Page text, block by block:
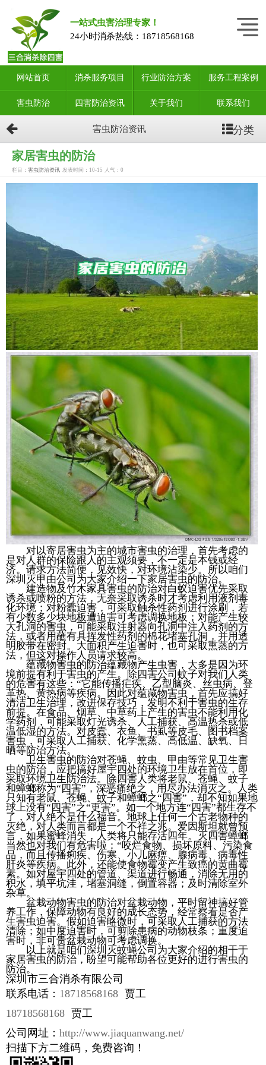
一站式虫害治理专家！
24小时消杀热线： 18718568168
网站首页 消杀服务项目 行业防治方案 服务工程案例
害虫防治 四害防治资讯 关于我们 联系我们
害虫防治资讯 分类
家居害虫的防治
栏目： 害虫防治资讯 发表时间：10-15 人气： 0
对以寄居害虫为主的城市害虫的治理，首先考虑的
是对人群的保险跟人的主观须要，不一定是本钱或经
济。请求方法简便，见效快，对环境沾染少。所以咱们
深圳灭甲由公司为大家介绍一下家居害虫的防治。
建造物及竹木家具害虫的防治对白蚁迫害优先采取
诱杀或喷粉的方法，无奈采取诱杀时才考虑利用液剂毒
化环境；对粉蠹迫害，可采取触杀性药剂进行涂刷，若
有少数多少块地板遭迫害可考虑调换地板；对能产生较
大孔洞的害虫，可能采取注射器向孔洞中注入药剂的方
法，或者用蘸有具挥发性药剂的棉花堵塞孔洞，并用透
明胶带在密封。大面积产生迫害时，也可采取熏蒸的方
法，但这对操作人员请求较高。
蕴藏物害虫的防治蕴藏物产生虫害，大多是因为环
境前提有利于害虫的产生。除四害公司蚊子对我们人类
的危害有这些：“它能传播疟疾、乙型脑炎、丝虫病、登
革热、黄热病等疾病。因此对蕴藏物害虫，首先应搞好
清洁卫生治理，改进保存技巧，发明不利于害虫的生存
前提。在食品、烟草、中草药上产生的害虫不能利用化
学药剂，可能采取灯光诱杀、人工捕获、高温热杀或低
温低湿的方法。对皮蠹、衣鱼、书虱等皮毛、图书档案
害虫，可采取人工捕获、化学熏蒸、高低温、缺氧、日
晒等防治方法。
卫生害虫的防治对苍蝇、蚊虫、甲由等常见卫生害
虫的防治，应把搞好屋宇四处的环境卫生放在首位，即
采取环境卫生防治法。除四害人类将老鼠、苍蝇、蚊子
和蟑螂称为“四害”，深恶痛绝之，用尽办法消灭之。人类
只知有老鼠、苍蝇、蚊子和蟑螂之“四害”，却不知如果地
球上没有“四害”之“更害”。如一个地方连“四害”都生存不
了，对人绝不是什么福音。地球上任何一个古老物种的
灭绝，对人类而言都是一个不祥之兆。爱因斯坦就曾预
言，如果蜜蜂消失，人类将只能存活四年。灭四害蟑螂
当然也对我们有危害啦：“咬烂食物、损坏原料、污染食
品，而且传播痢疾、伤寒、小儿麻痹、腺病毒、病毒性
肝炎等疾病。此外，还能使食物霉变产生致癌的黄曲霉
素。如对屋宇四处的管道、渠道进行畅通，消除无用的
积水，填平坑洼，堵塞洞缝，倒置容器；及时清除室外
杂草。
盆栽动物害虫的防治对盆栽动物，平时留神搞好管
养工作，保障动物有良好的成长态势，经常察看是否产
生害虫迫害。假如迫害略微时，可采取人工捕获的方法
清除；如中度迫害时，可剪除患病的动物枝条；重度迫
害时，非可贵盆栽动物可考虑调换。
以上就是咱们深圳灭蚊蝇公司为大家介绍的相干于
家居害虫的防治，盼望可能帮助各位更好的进行害虫的
防治。
深圳市三合消杀有限公司
联系电话： 18718568168 贾工
18718568168 贾工
公司网址： http://www.jiaquanwang.net/
扫描下方二维码，免费咨询！